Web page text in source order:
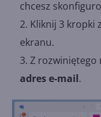
chcesz
Kliknij 3 kropki
ekranu.
Z rozwiniętego
adres e-mail.